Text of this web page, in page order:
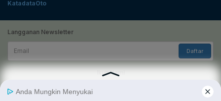
KatadataOto
Langganan Newsletter
Daftar
Ikuti Kami